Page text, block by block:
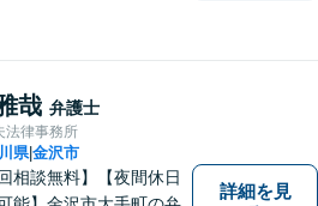
哉 弁護士
法律事務所
県|金沢市
回相談無料】【夜間休日
詳細を見